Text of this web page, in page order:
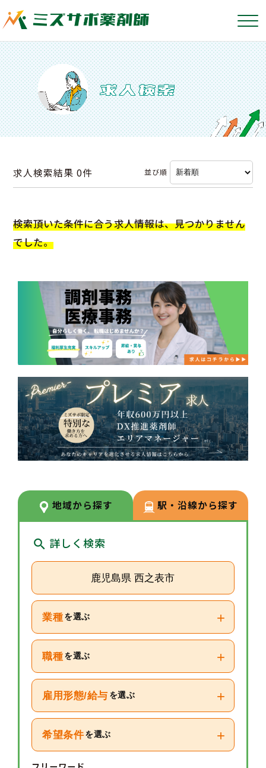
求人検索結果0件 並び順
検索頂いた条件に合う求人情報は、見つかりません
でした。
地域から探す 駅・沿線から探す
詳しく検索
鹿児島県 西之表市
業種 を選ぶ +
職種 を選ぶ +
雇用形態/給与 を選ぶ +
希望条件 を選ぶ +